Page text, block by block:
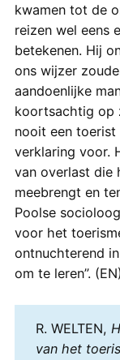
kwamen tot de
reizen wel eens
betekenen. Hij
ons wijzer
aandoenlijke
koortsachtig op
nooit een
verklaring voor.
van overlast die
meebrengt en
Poolse
voor het
ontnuchterend
om te leren”.
R. WELTEN,
van het